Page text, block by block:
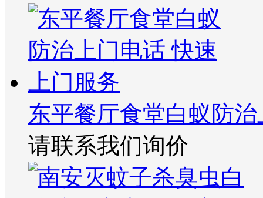
东平餐厅食堂白蚁防
请联系我们询价